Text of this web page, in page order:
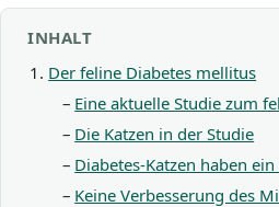
INHALT
Der feline Diabetes mellitus
Eine aktuelle Studie zum
Die Katzen in der Studie
Diabetes-Katzen haben
Keine Verbesserung des